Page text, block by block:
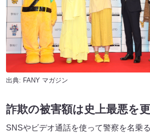
出典: FANY マガジン
詐欺の被害額は史上最悪を
SNSやビデオ通話を使って警察を名乗